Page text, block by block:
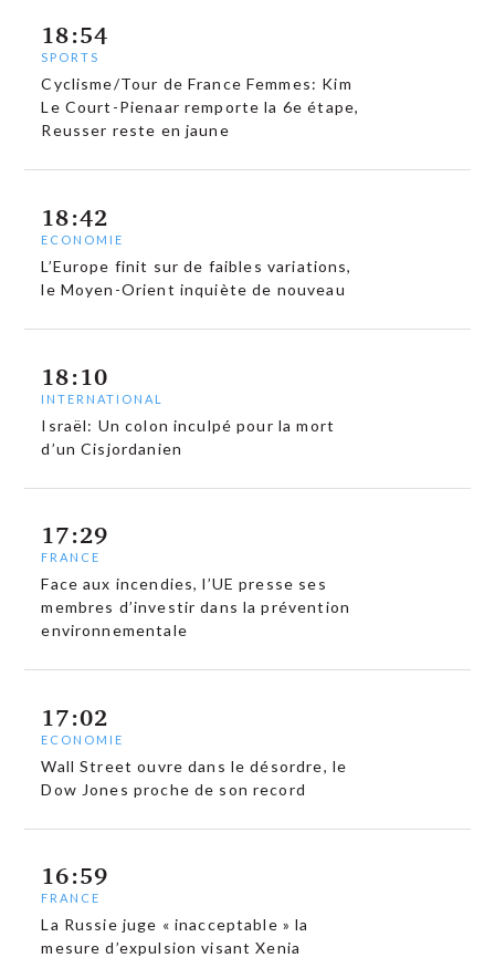
18:54
SPORTS
Cyclisme/Tour de France Femmes: Kim
Le Court-Pienaar remporte la 6e étape,
Reusser reste en jaune
18:42
ECONOMIE
L’Europe finit sur de faibles variations,
le Moyen-Orient inquiète de nouveau
18:10
INTERNATIONAL
Israël: Un colon inculpé pour la mort
d’un Cisjordanien
17:29
FRANCE
Face aux incendies, l’UE presse ses
membres d’investir dans la prévention
environnementale
17:02
ECONOMIE
Wall Street ouvre dans le désordre, le
Dow Jones proche de son record
16:59
FRANCE
La Russie juge « inacceptable » la
mesure d’expulsion visant Xenia